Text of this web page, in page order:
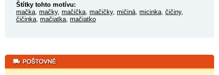
Štítky tohto motívu:
mačka mačky, mačička mačičky, mičiná micinka čičiny,
čičinka mačiatka mačiatko